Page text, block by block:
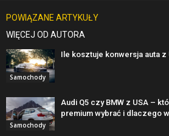
POWIĄZANE ARTYKUŁY
WIĘCEJ OD AUTORA
Samochody
Ile kosztuje konwersja auta z
Samochody
Audi Q5 czy BMW z USA –
premium wybrać i dlaczego